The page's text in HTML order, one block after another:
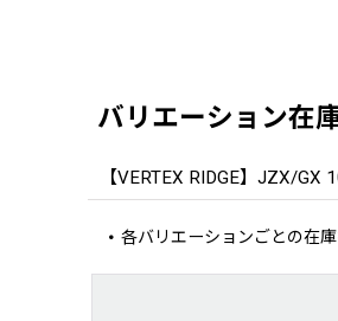
バリエーション在
【VERTEX RIDGE】JZX/
各バリエーションごとの在庫